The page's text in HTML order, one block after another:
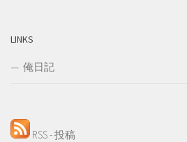
LINKS
俺日記
RSS - 投稿